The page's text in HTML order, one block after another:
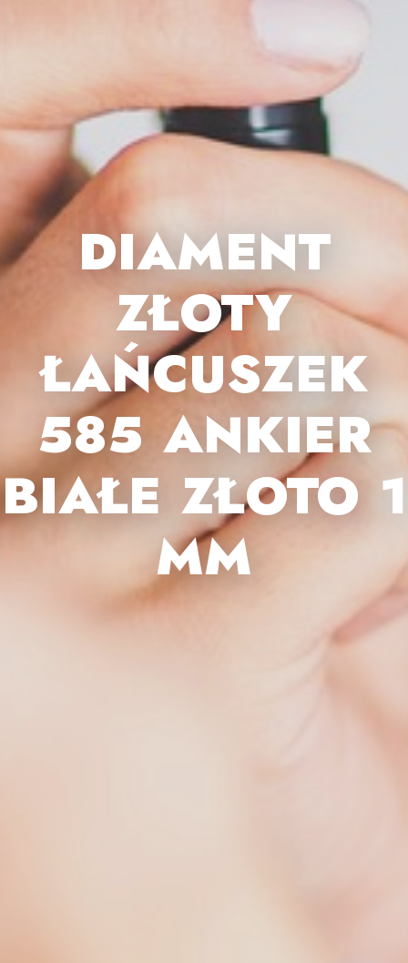
DIAMENT
ZŁOTY
ŁAŃCUSZEK
585 ANKIER
BIAŁE ZŁOTO 1
MM